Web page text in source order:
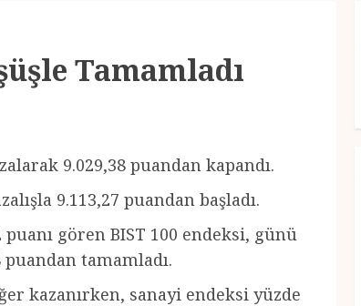
Tamamladı
9.029,38 puandan kapandı.
9.113,27 puandan başladı.
gören BIST 100 endeksi, günü
puandan tamamladı.
kazanırken, sanayi endeksi yüzde